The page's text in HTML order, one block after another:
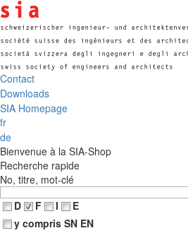
Contact
Downloads
SIA Homepage
fr
de
Bienvenue à la SIA-Shop
Recherche rapide
No, titre, mot-clé
D
F I
E
y compris SN EN